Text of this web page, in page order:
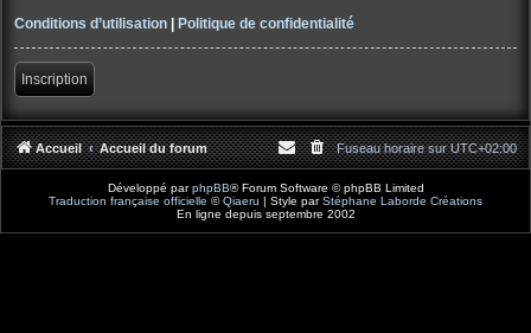
Conditions d’utilisation | Politique de confidentialité
Inscription
Accueil Accueil du forum Fuseau horaire surUTC+02:00
Développé parphpBB® Forum Software © phpBB Limited
Traduction française officielle ©Qiaeru | Style parStéphane Laborde Créations
En ligne depuis septembre 2002